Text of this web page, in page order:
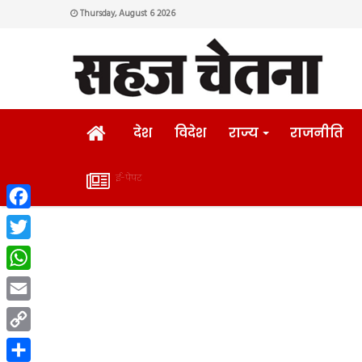
Thursday, August 6 2026
HOMEदेश विदेश राज्य राजनीति
ई-
ई-पेपर
Facebook
Twitter
WhatsApp
Email
Copy